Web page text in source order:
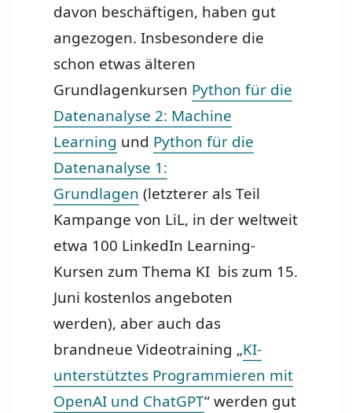
davon beschäftigen, haben gut
angezogen.Insbesondere die
schon etwas älteren
Grundlagenkursen Python für die
Datenanalyse 2: Machine
Learning und Python für die
Datenanalyse 1:
Grundlagen (letzterer als Teil
Kampange von LiL, in der weltweit
etwa 100 LinkedIn Learning-
Kursen zum Thema KI bis zum 15.
Juni kostenlos angeboten
werden), aber auch das
brandneue Videotraining „KI-
unterstütztes Programmieren mit
OpenAI und ChatGPT“ werden gut